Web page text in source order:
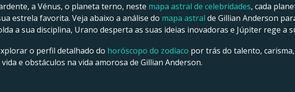
a Vénus, o planeta terno, neste mapa astral de celebridades, cada
estrela favorita. Veja abaixo a análise do mapa astral de Gillian Anderson
a sua disciplina, Urano desperta as suas ideias inovadoras e Júpiter rege a
o perfil detalhado do horóscopo do zodíaco por trás do talento,
e obstáculos na vida amorosa de Gillian Anderson.